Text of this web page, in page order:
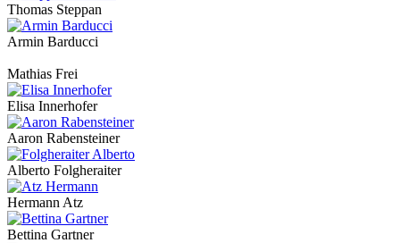
Thomas Steppan
Armin Barducci
Mathias Frei
Elisa Innerhofer
Aaron Rabensteiner
Alberto Folgheraiter
Hermann Atz
Bettina Gartner